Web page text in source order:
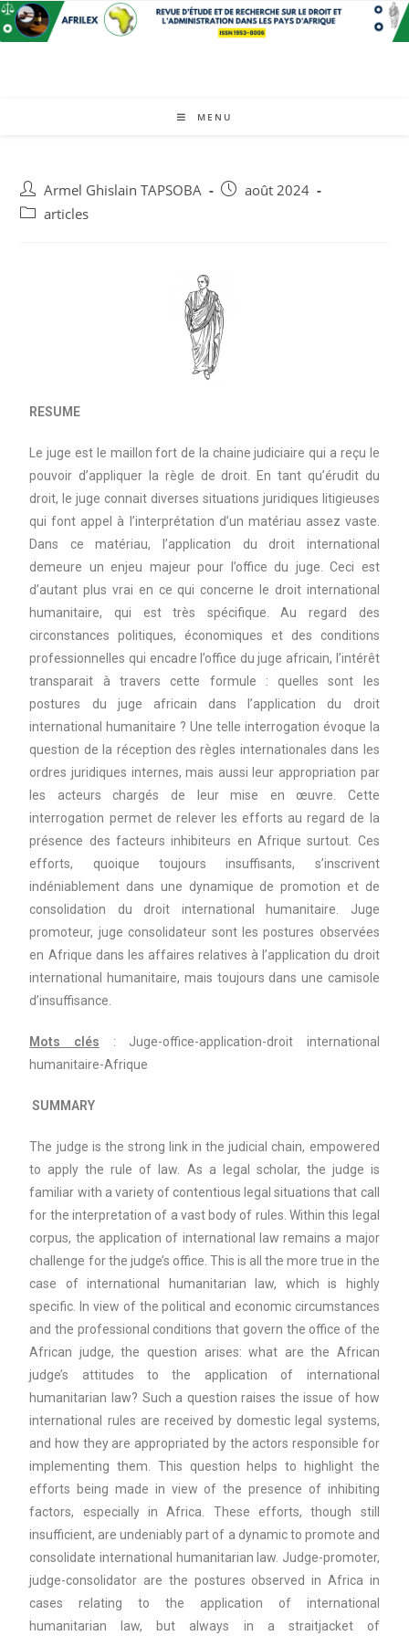
MENU
Armel Ghislain TAPSOBA
août 2024
articles
RESUME
Le juge est le maillon fort de la chaine judiciaire qui a reçu le
pouvoir d’appliquer la règle de droit. En tant qu’érudit du
droit, le juge connait diverses situations juridiques litigieuses
qui font appel à l’interprétation d’un matériau assez vaste.
Dans ce matériau, l’application du droit international
demeure un enjeu majeur pour l’office du juge. Ceci est
d’autant plus vrai en ce qui concerne le droit international
humanitaire, qui est très spécifique. Au regard des
circonstances politiques, économiques et des conditions
professionnelles qui encadre l’office du juge africain, l’intérêt
transparait à travers cette formule : quelles sont les
postures du juge africain dans l’application du droit
international humanitaire ? Une telle interrogation évoque la
question de la réception des règles internationales dans les
ordres juridiques internes, mais aussi leur appropriation par
les acteurs chargés de leur mise en œuvre. Cette
interrogation permet de relever les efforts au regard de la
présence des facteurs inhibiteurs en Afrique surtout. Ces
efforts, quoique toujours insuffisants, s’inscrivent
indéniablement dans une dynamique de promotion et de
consolidation du droit international humanitaire. Juge
promoteur, juge consolidateur sont les postures observées
en Afrique dans les affaires relatives à l’application du droit
international humanitaire, mais toujours dans une camisole
d’insuffisance.
Mots clés : Juge-office-application-droit international
humanitaire-Afrique
SUMMARY
The judge is the strong link in the judicial chain, empowered
to apply the rule of law. As a legal scholar, the judge is
familiar with a variety of contentious legal situations that call
for the interpretation of a vast body of rules. Within this legal
corpus, the application of international law remains a major
challenge for the judge’s office. This is all the more true in the
case of international humanitarian law, which is highly
specific. In view of the political and economic circumstances
and the professional conditions that govern the office of the
African judge, the question arises: what are the African
judge’s attitudes to the application of international
humanitarian law? Such a question raises the issue of how
international rules are received by domestic legal systems,
and how they are appropriated by the actors responsible for
implementing them. This question helps to highlight the
efforts being made in view of the presence of inhibiting
factors, especially in Africa. These efforts, though still
insufficient, are undeniably part of a dynamic to promote and
consolidate international humanitarian law. Judge-promoter,
judge-consolidator are the postures observed in Africa in
cases relating to the application of international
humanitarian law, but always in a straitjacket of